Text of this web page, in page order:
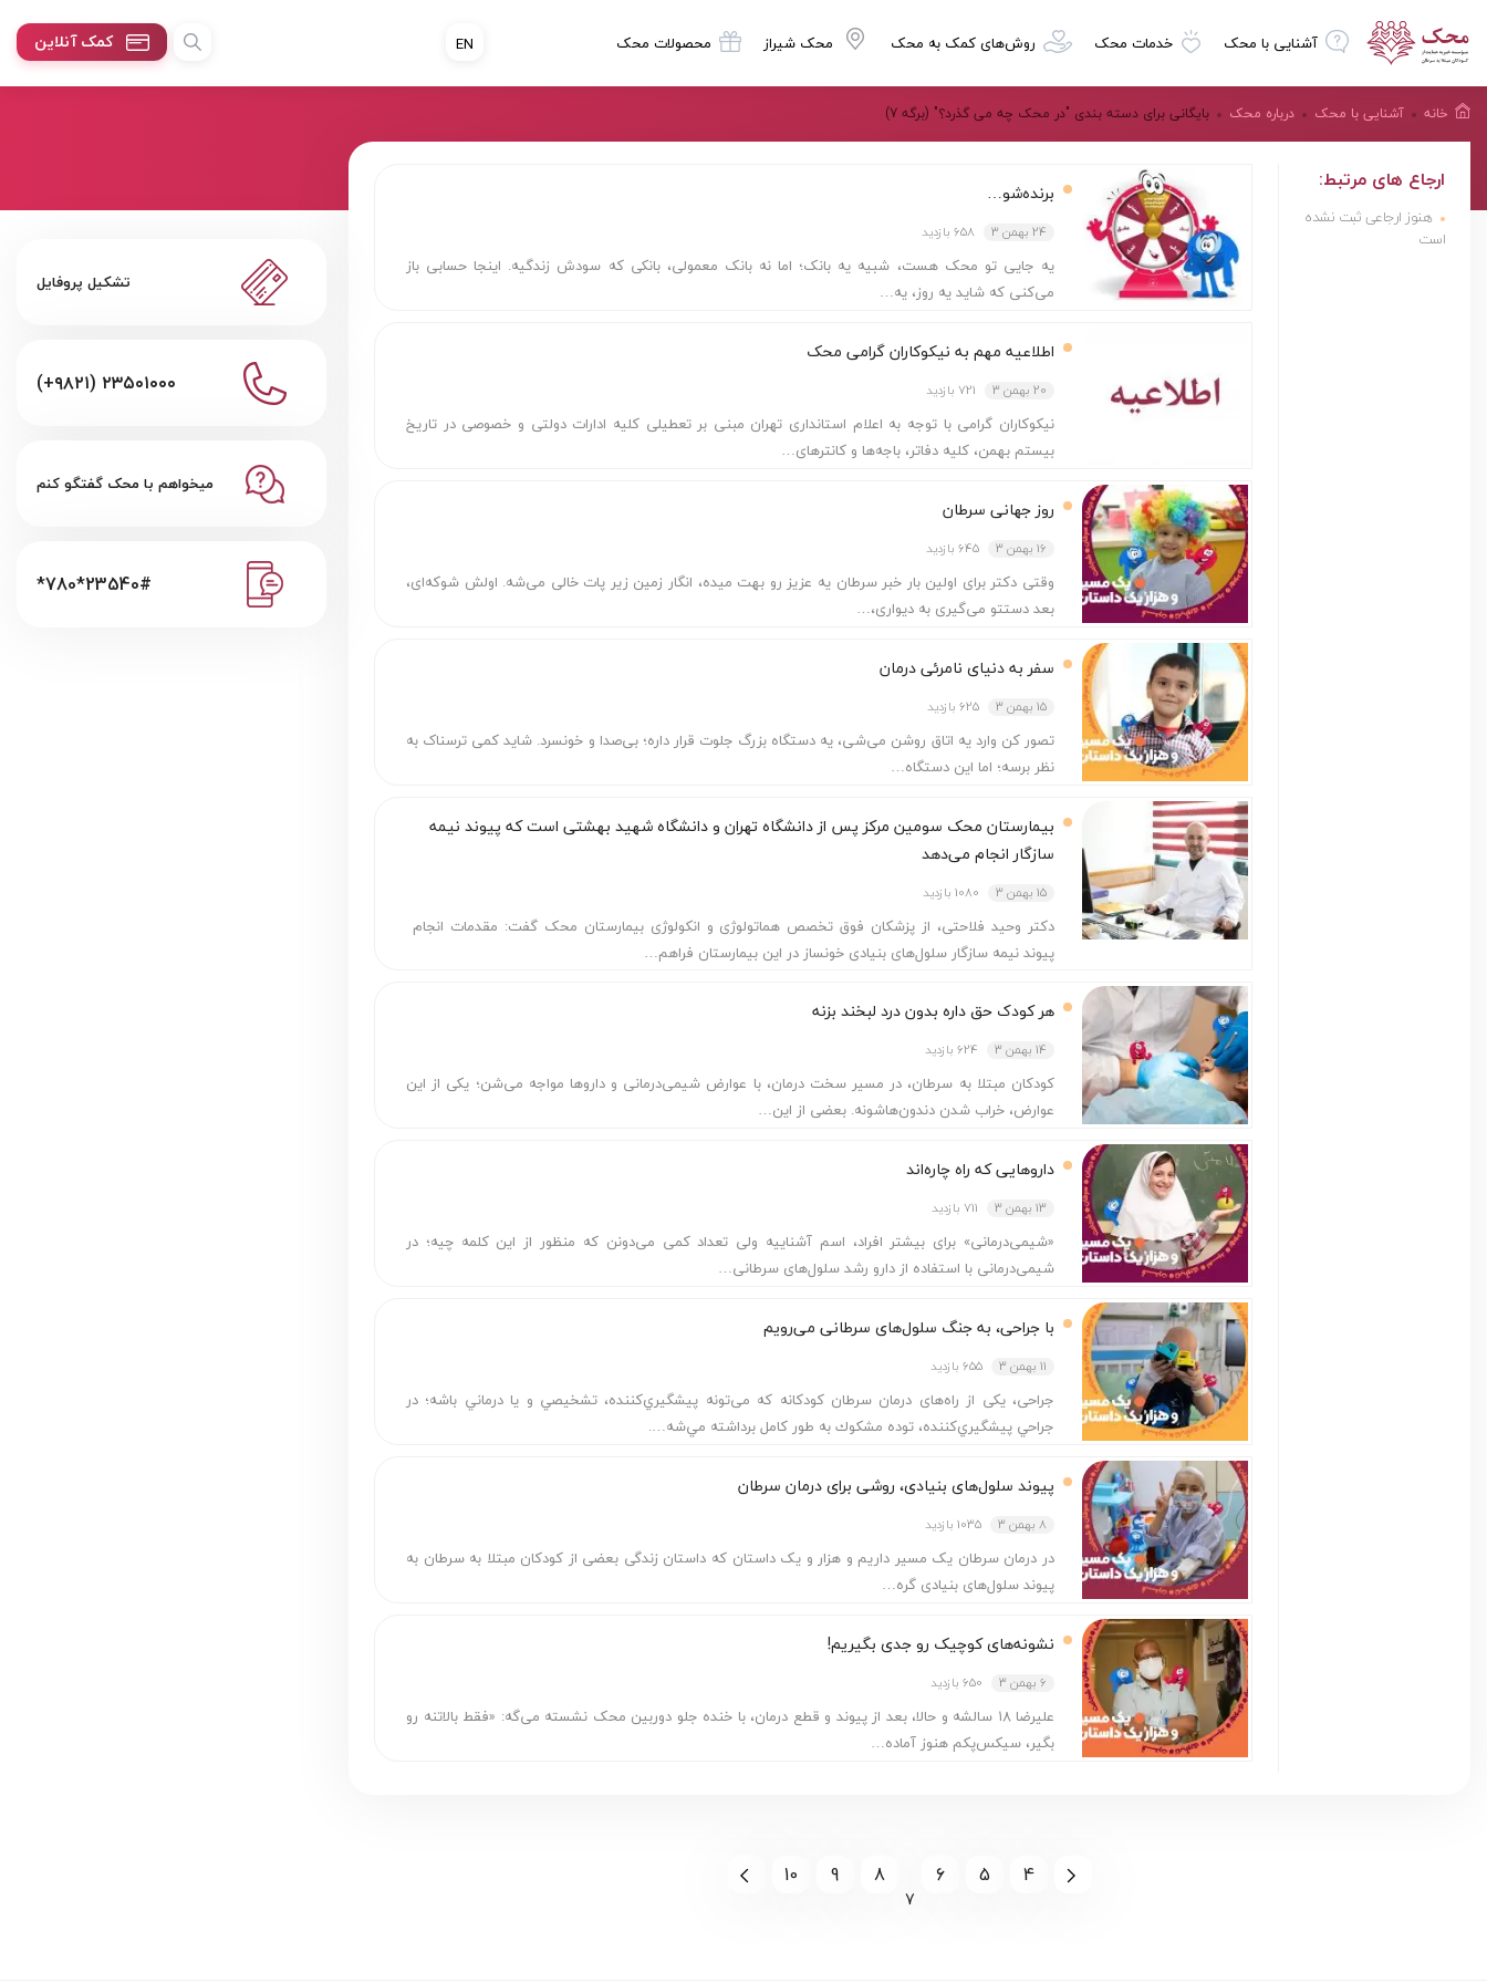
آشنایی با محک خدمات محک روش‌های کمک به محک محک شیراز محصولات محک کمک آنلاین EN
خانه آشنایی با محک درباره محک بایگانی برای دسته بندی "در محک چه می گذرد؟" (برگه 7)
ارجاع های مرتبط:
هنوز ارجاعی ثبت نشده
است
برنده‌شو…
24 بهمن 3 658 بازدید
یه جایی تو محک هست، شبیه یه بانک؛ اما نه بانک معمولی، بانکی که سودش زندگیه. اینجا حسابی باز
می‌کنی که شاید یه روز، یه…
اطلاعیه مهم به نیکوکاران گرامی محک
20 بهمن 3 721 بازدید
نیکوکاران گرامی با توجه به اعلام استانداری تهران مبنی بر تعطیلی کلیه ادارات دولتی و خصوصی در تاریخ
بیستم بهمن، کلیه دفاتر، باجه‌ها و کانترهای…
روز جهانی سرطان
16 بهمن 3 645 بازدید
وقتی دکتر برای اولین بار خبر سرطان یه عزیز رو بهت می­ده، انگار زمین زیر پات خالی می‌شه. اولش شوکه‌ای،
بعد دستتو می‌گیری به دیواری،…
سفر به دنیای نامرئی درمان
15 بهمن 3 625 بازدید
تصور کن وارد یه اتاق روشن می‌شی، یه دستگاه بزرگ جلوت قرار داره؛ بی‌صدا و خونسرد. شاید کمی ترسناک به
نظر برسه؛ اما این دستگاه…
بیمارستان محک سومین مرکز پس از دانشگاه تهران و دانشگاه شهید بهشتی است که پیوند نیمه
سازگار انجام می‌دهد
15 بهمن 3 1080 بازدید
دکتر وحید فلاحتی، از پزشکان فوق تخصص هماتولوژی و انکولوژی بیمارستان محک گفت: مقدمات انجام
پیوند نیمه سازگار سلول­‌های بنیادی خون­ساز در این بیمارستان فراهم…
هر کودک حق داره بدون درد لبخند بزنه
14 بهمن 3 624 بازدید
کودکان مبتلا به سرطان، در مسیر سخت درمان، با عوارض شیمی‌درمانی و داروها مواجه می‌شن؛ یکی از این
عوارض، خراب شدن دندون‌هاشونه. بعضی از این…
داروهایی که راه چاره‌اند
13 بهمن 3 711 بازدید
«شیمی‌درمانی» برای بیشتر افراد، اسم آشناییه ولی تعداد کمی می‌دونن که منظور از این کلمه چیه؛ در
شیمی‌درمانی با استفاده از دارو رشد سلول‌های سرطانی…
با جراحی، به جنگ سلول‌های سرطانی می‌رویم
11 بهمن 3 655 بازدید
جراحی، یکی از راه‌های درمان سرطان کودکانه که می‌تونه پيشگيري‌كننده، تشخيصي و یا درماني باشه؛ در
جراحي پيشگيري‌كننده، توده مشكوك به طور كامل برداشته مي‌شه….
پیوند سلول‌های بنیادی، روشی برای درمان سرطان
8 بهمن 3 1035 بازدید
در درمان سرطان یک مسیر داریم و هزار و یک داستان که داستان زندگی بعضی از کودکان مبتلا به سرطان به
پیوند سلول‌های بنیادی گره…
نشونه‌‎های کوچیک رو جدی بگیریم!
6 بهمن 3 650 بازدید
علیرضا ۱۸ سالشه و حالا، بعد از پیوند و قطع درمان، با خنده جلو دوربین محک نشسته می‌گه: «فقط بالاتنه رو
بگیر، سیکس‌پکم هنوز آماده…
4
5
6
7
8
9
10
تشکیل پروفایل
(+۹۸۲۱) ۲۳۵۰۱۰۰۰
میخواهم با محک گفتگو کنم
*780*23540#